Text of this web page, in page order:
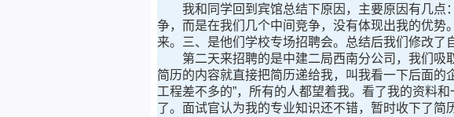
我和同学回到宾馆总结下原因，主要原因有几点
争，而是在我们几个中间竞争，没有体现出我的优
来。三、是他们学校专场招聘会。总结后我们修改了
第二天来招聘的是中建二局西南分公司，我们吸
简历的内容就直接把简历递给我，叫我看一下后面
工程差不多的”，所有的人都望着我。看了我的资料
了。面试官认为我的专业知识还不错，暂时收下了简